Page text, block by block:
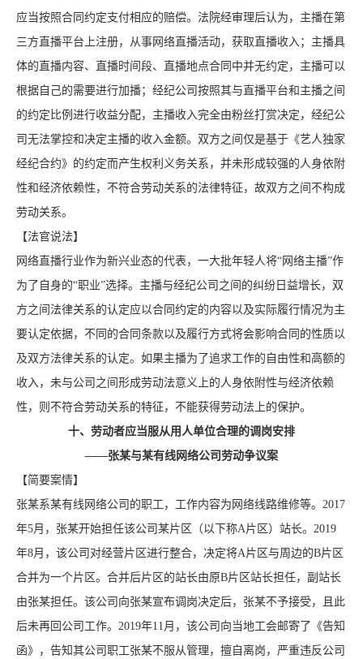
应当按照合同约定支付相应的赔偿。法院经审理后认为，主播在第
三方直播平台上注册，从事网络直播活动，获取直播收入；主播具
体的直播内容、直播时间段、直播地点合同中并无约定，主播可以
根据自己的需要进行加播；经纪公司按照其与直播平台和主播之间
的约定比例进行收益分配，主播收入完全由粉丝打赏决定，经纪公
司无法掌控和决定主播的收入金额。双方之间仅是基于《艺人独家
经纪合约》的约定而产生权利义务关系，并未形成较强的人身依附
性和经济依赖性，不符合劳动关系的法律特征，故双方之间不构成
劳动关系。
【法官说法】
网络直播行业作为新兴业态的代表，一大批年轻人将“网络主播”作
为了自身的“职业”选择。主播与经纪公司之间的纠纷日益增长，双
方之间法律关系的认定应以合同约定的内容以及实际履行情况为主
要认定依据，不同的合同条款以及履行方式将会影响合同的性质以
及双方法律关系的认定。如果主播为了追求工作的自由性和高额的
收入，未与公司之间形成劳动法意义上的人身依附性与经济依赖
性，则不符合劳动关系的特征，不能获得劳动法上的保护。
十、劳动者应当服从用人单位合理的调岗安排
——张某与某有线网络公司劳动争议案
【简要案情】
张某系某有线网络公司的职工，工作内容为网络线路维修等。2017
年5月，张某开始担任该公司某片区（以下称A片区）站长。2019
年8月，该公司对经营片区进行整合，决定将A片区与周边的B片区
合并为一个片区。合并后片区的站长由原B片区站长担任，副站长
由张某担任。该公司向张某宣布调岗决定后，张某不予接受，且此
后未再回公司工作。2019年11月，该公司向当地工会邮寄了《告知
函》，告知其公司职工张某不服从管理，擅自离岗，严重违反公司